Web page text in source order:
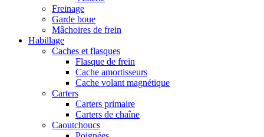
Freinage
Garde boue
Mâchoires de frein
Habillage
Caches et flasques
Flasque de frein
Cache amortisseurs
Cache volant magnétique
Carters
Carters primaire
Carters de chaîne
Caoutchoucs